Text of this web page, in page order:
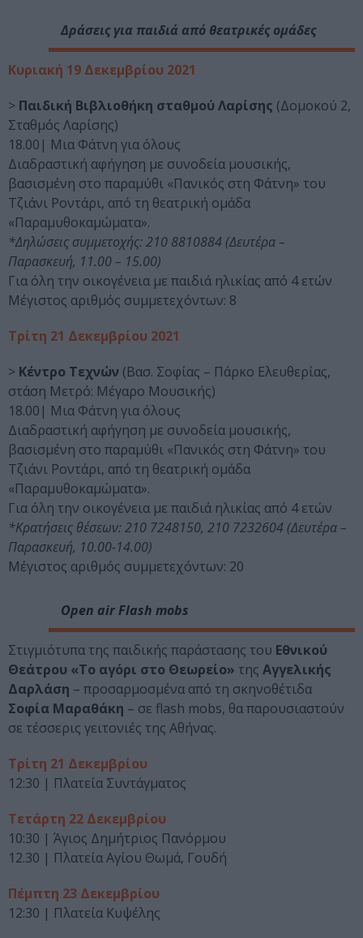
Δράσεις για παιδιά από θεατρικές ομάδες
Κυριακή 19 Δεκεμβρίου 2021
> Παιδική Βιβλιοθήκη σταθμού Λαρίσης (Δομοκού 2,
Σταθμός Λαρίσης)
18.00| Μια Φάτνη για όλους
Διαδραστική αφήγηση με συνοδεία μουσικής,
βασισμένη στο παραμύθι «Πανικός στη Φάτνη» του
Τζιάνι Ροντάρι, από τη θεατρική ομάδα
«Παραμυθοκαμώματα».
*Δηλώσεις συμμετοχής: 210 8810884 (Δευτέρα –
Παρασκευή, 11.00 – 15.00)
Για όλη την οικογένεια με παιδιά ηλικίας από 4 ετών
Μέγιστος αριθμός συμμετεχόντων: 8
Τρίτη 21 Δεκεμβρίου 2021
> Κέντρο Τεχνών (Βασ. Σοφίας – Πάρκο Ελευθερίας,
στάση Μετρό: Μέγαρο Μουσικής)
18.00| Μια Φάτνη για όλους
Διαδραστική αφήγηση με συνοδεία μουσικής,
βασισμένη στο παραμύθι «Πανικός στη Φάτνη» του
Τζιάνι Ροντάρι, από τη θεατρική ομάδα
«Παραμυθοκαμώματα».
Για όλη την οικογένεια με παιδιά ηλικίας από 4 ετών
*Κρατήσεις θέσεων: 210 7248150, 210 7232604 (Δευτέρα –
Παρασκευή, 10.00-14.00)
Μέγιστος αριθμός συμμετεχόντων: 20
Open air Flash mobs
Στιγμιότυπα της παιδικής παράστασης του Εθνικού
Θεάτρου «Το αγόρι στο Θεωρείο» της Αγγελικής
Δαρλάση – προσαρμοσμένα από τη σκηνοθέτιδα
Σοφία Μαραθάκη – σε flash mobs, θα παρουσιαστούν
σε τέσσερις γειτονιές της Αθήνας.
Τρίτη 21 Δεκεμβρίου
12:30 | Πλατεία Συντάγματος
Τετάρτη 22 Δεκεμβρίου
10:30 | Άγιος Δημήτριος Πανόρμου
12.30 | Πλατεία Αγίου Θωμά, Γουδή
Πέμπτη 23 Δεκεμβρίου
12:30 | Πλατεία Κυψέλης